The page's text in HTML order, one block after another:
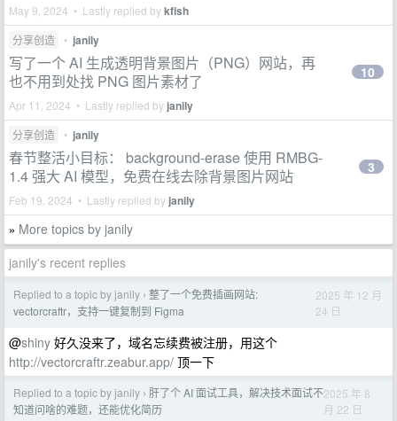
May 9, 2024 • Lastly replied bykfish
分享创造 • janily
写了一个 AI 生成透明背景图片（PNG）网站，再
也不用到处找 PNG 图片素材了
Apr 11, 2024 • Lastly replied by janily
10
分享创造 • janily
春节整活小目标： background-erase 使用 RMBG-
1.4 强大 AI 模型，免费在线去除背景图片网站
Feb 19, 2024 • Lastly replied by janily
3
» More topics by janily
janily's recent replies
Replied to a topic by janily › 整了一个免费插画网站:
vectorcraftr，支持一键复制到 Figma
2025 年 12 月
24 日
@shiny 好久没来了，域名忘续费被注册，用这个
http://vectorcraftr.zeabur.app/ 顶一下
Replied to a topic by janily › 肝了个 AI 面试工具，解决技术面试不
知道问啥的难题，还能优化简历
2025 年 8
月 22 日